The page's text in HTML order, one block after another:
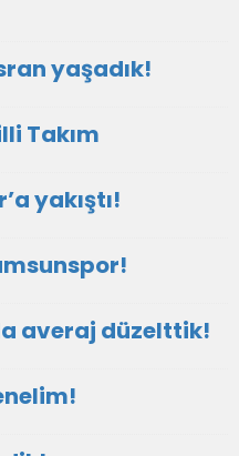
yaşadık!
Takım
yakıştı!
averaj düzelttik!